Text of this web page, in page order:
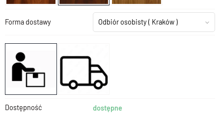
Forma dostawy Odbiór osobisty( Kraków )
Dostępność dostępne